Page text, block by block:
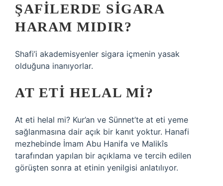
ŞAFILERDE SIGARA
HARAM MIDIR?
Shafi’i akademisyenler sigara içmenin yasak
olduğuna inanıyorlar.
AT ETI HELAL MI?
At eti helal mi? Kur’an ve Sünnet’te at eti yeme
sağlanmasına dair açık bir kanıt yoktur. Hanafi
mezhebinde İmam Abu Hanifa ve Malikîs
tarafından yapılan bir açıklama ve tercih edilen
görüşten sonra at etinin yenilgisi anlatılıyor.